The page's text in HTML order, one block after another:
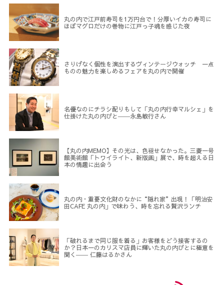
丸の内で江戸前寿司を1万円台で！分厚いイカの寿司に
ほぼマグロだけの巻物に江戸っ子魂を感じた夜
さりげなく個性を演出するヴィンテージウォッチ 一点
ものの魅力を楽しめるフェアを丸の内で開催
名優なのにチラシ配りもして「丸の内行幸マルシェ」を
仕掛けた丸の内びと――永島敏行さん
【丸の内MEMO】その光は、色褪せなかった。三菱一号
館美術館「トワイライト、新版画」展で、時を超える日
本の情趣に出会う
丸の内・重要文化財のなかに“隠れ家”出現！「明治安
田CAFE 丸の内」で味わう、時を忘れる贅沢ランチ
「破れるまで同じ服を着る」お客様をどう接客するの
か？日本一のカリスマ店員に輝いた丸の内びとに極意を
聞く―― 仁藤はるかさん